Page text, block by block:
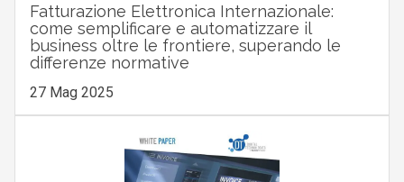
Fatturazione Elettronica Internazionale:
come semplificare e automatizzare il
business oltre le frontiere, superando le
differenze normative
27 Mag 2025